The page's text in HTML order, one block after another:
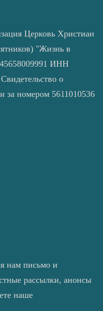
Церковь Христиан
"Жизнь в
ИНН
о
за номером 5611010536
нам письмо и
рассылки, анонсы
наше